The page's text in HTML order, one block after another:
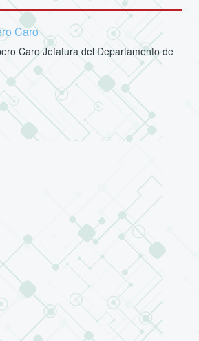
Caro
Caro Jefatura del Departamento de